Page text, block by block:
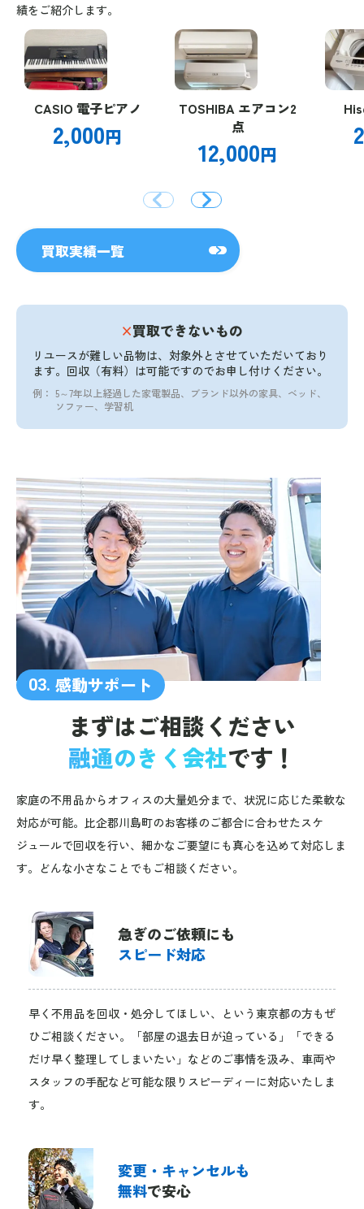
績をご紹介します。
CASIO 電子ピアノ
2,000円
TOSHIBA エアコン2
点
12,000円
買取実績一覧
×買取できないもの
リユースが難しい品物は、対象外とさせていただいており
ます。 回収（有料）は可能ですのでお申し付けください。
例： 5～7年以上経過した家電製品、ブランド以外の家具、ベッド、
ソファー、学習机
03. 感動サポート
まずはご相談ください
融通のきく会社です！
家庭の不用品からオフィスの大量処分まで、状況に応じた柔軟な
対応が可能。比企郡川島町のお客様のご都合に合わせたスケ
ジュールで回収を行い、細かなご要望にも真心を込めて対応しま
す。どんな小さなことでもご相談ください。
急ぎのご依頼にも
スピード対応
早く不用品を回収・処分してほしい、という東京都の方もぜ
ひご相談ください。「部屋の退去日が迫っている」「できる
だけ早く整理してしまいたい」などのご事情を汲み、車両や
スタッフの手配など可能な限りスピーディーに対応いたしま
す。
変更・キャンセルも
無料で安心